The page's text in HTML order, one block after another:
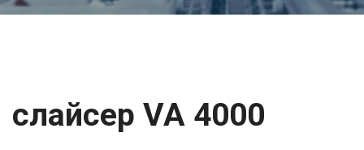
слайсер VA 4000